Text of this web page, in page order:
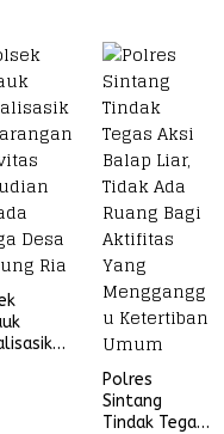
Polres
Sintang
Tindak Tegas